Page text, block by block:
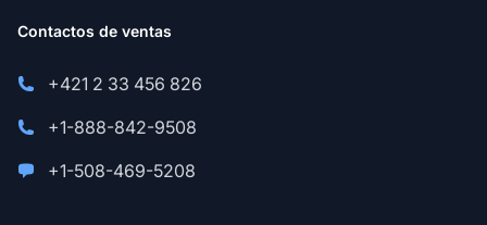
Contactos de ventas
+421 2 33 456 826
+1-888-842-9508
+1-508-469-5208